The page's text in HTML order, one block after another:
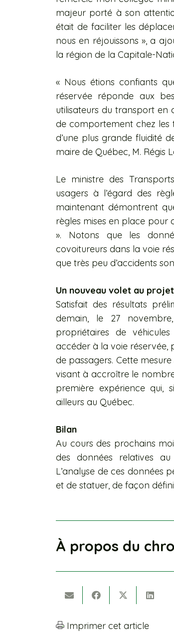
majeur porté à son
était de faciliter les
nous en réjouissons », a
la région de la Capitale-
« Nous étions confiants
réservée réponde aux
utilisateurs du transport
de comportement chez les
d’une plus grande fluidité
maire de Québec, M. Régis
Le ministre des
usagers à l’égard des
maintenant démontrent
règles mises en place pour
». Notons que les
covoitureurs dans la voie
que très peu d’accidents
Un nouveau volet au
Satisfait des résultats
demain, le 27
propriétaires de
accéder à la voie réservée,
de passagers. Cette
visant à accroître le nombre
première expérience qui,
ailleurs au Québec.
Bilan
Au cours des prochains
des données relatives
L’analyse de ces données
et de statuer, de façon
À propos du
Imprimer cet article